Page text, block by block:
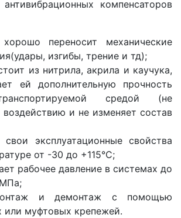
компенсаторов
переносит механические
изгибы, трение и тд);
из нитрила, акрила и каучука,
ей дополнительную прочность
средой (не
воздействию и не изменяет состав
свои эксплуатационные свойства
от -30 до +115°С;
рабочее давление в системах до
и демонтаж с помощью
или муфтовых крепежей.